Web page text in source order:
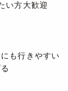
い方大歓迎
も行きやすい